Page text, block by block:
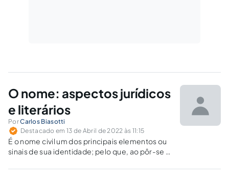
O nome: aspectos jurídicos
e literários
PorCarlos Biasotti
Destacado em 13 de Abril de 2022 às 11:15
É o nome civil um dos principais elementos ou
sinais de sua identidade; pelo que, ao pôr-se o
sempre, como em tudo o mais, com judicioso